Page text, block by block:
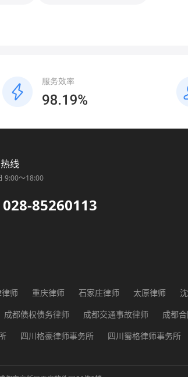
线
9:00～18:00
028-85260113
律师 重庆律师 石家庄律师 太原律师
师 广州律师 长沙律师 武汉律师 贵
成都债权债务律师 成都交通事故律师 成都
成都征地纠纷律师 成都医疗纠纷律师 成都
四川格豪律师事务所 四川蜀格律师事务所